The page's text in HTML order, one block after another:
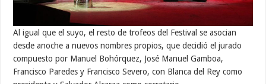
Al igual que el suyo, el resto de trofeos del Festival se asocian
desde anoche a nuevos nombres propios, que decidió el jurado
compuesto por Manuel Bohórquez, José Manuel Gamboa,
Francisco Paredes y Francisco Severo, con Blanca del Rey como